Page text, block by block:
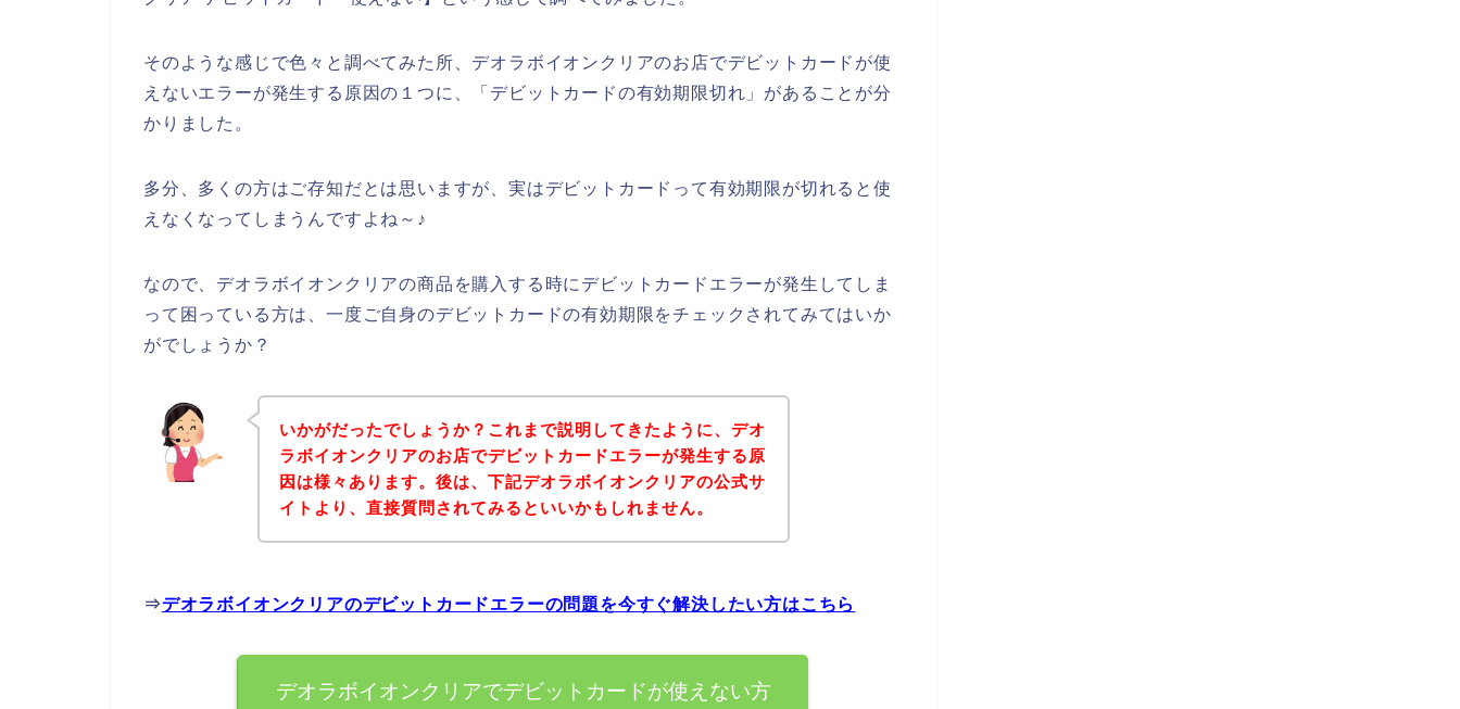
そのような感じで色々と調べてみた所、デオラボイオンクリアのお店でデビットカードが使
えないエラーが発生する原因の１つに、「デビットカードの有効期限切れ」があることが分
かりました。
多分、多くの方はご存知だとは思いますが、実はデビットカードって有効期限が切れると使
えなくなってしまうんですよね～♪
なので、デオラボイオンクリアの商品を購入する時にデビットカードエラーが発生してしま
って困っている方は、一度ご自身のデビットカードの有効期限をチェックされてみてはいか
がでしょうか？
いかがだったでしょうか？これまで説明してきたように、デオ
ラボイオンクリアのお店でデビットカードエラーが発生する原
因は様々あります。後は、下記デオラボイオンクリアの公式サ
イトより、直接質問されてみるといいかもしれません。
⇒デオラボイオンクリアのデビットカードエラーの問題を今すぐ解決したい方はこちら
デオラボイオンクリアでデビットカードが使えない方